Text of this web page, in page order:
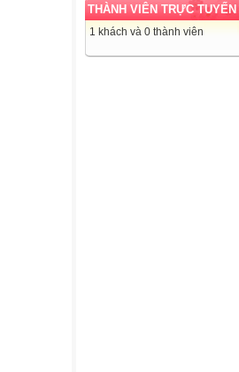
THÀNH VIÊN TRỰC TUYẾN
1 khách và 0 thành viên